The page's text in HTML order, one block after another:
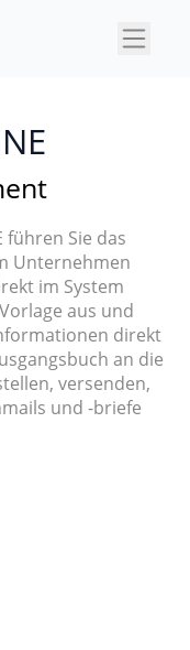
×
führen Sie das
Unternehmen
im System
aus und
direkt
an die
versenden,
und -briefe